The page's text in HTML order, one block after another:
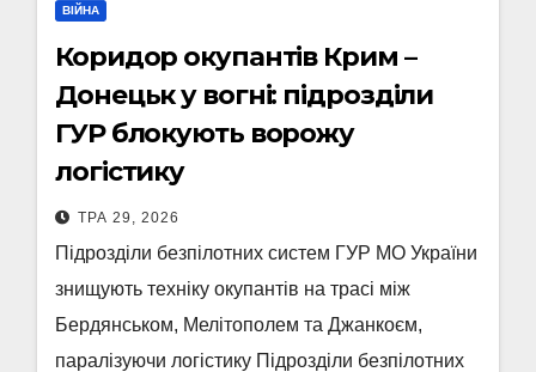
ВІЙНА
Коридор окупантів Крим –
Донецьк у вогні: підрозділи
ГУР блокують ворожу
логістику
ТРА 29, 2026
Підрозділи безпілотних систем ГУР МО України
знищують техніку окупантів на трасі між
Бердянськом, Мелітополем та Джанкоєм,
паралізуючи логістику Підрозділи безпілотних